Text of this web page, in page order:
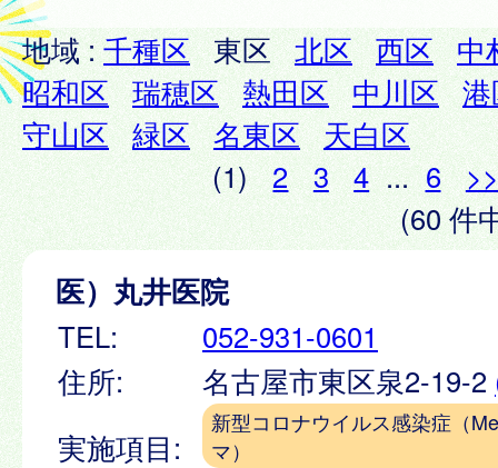
地域 :千種区 東区 北区 西区 中
昭和区
瑞穂区 熱田区 中川区
守山区 緑区 名東区 天白区
(1)
2 3 4 ... 6
>>
(60 件
医）丸井医院
TEL:
052-931-0601
住所:
名古屋市東区泉2-19-2
実施項目:
新型コロナウイルス感染症（
マ）